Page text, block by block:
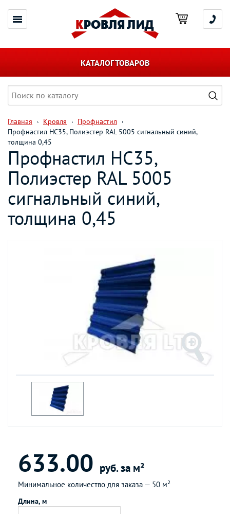
КАТАЛОГ ТОВАРОВ
Главная Кровля
Профнастил
Профнастил НС35, Полиэстер RAL 5005 сигнальный синий,
толщина 0,45
Профнастил НС35,
Полиэстер RAL 5005
сигнальный синий,
толщина 0,45
633.00 руб. за м²
Минимальное количество для заказа — 50 м²
Длина, м